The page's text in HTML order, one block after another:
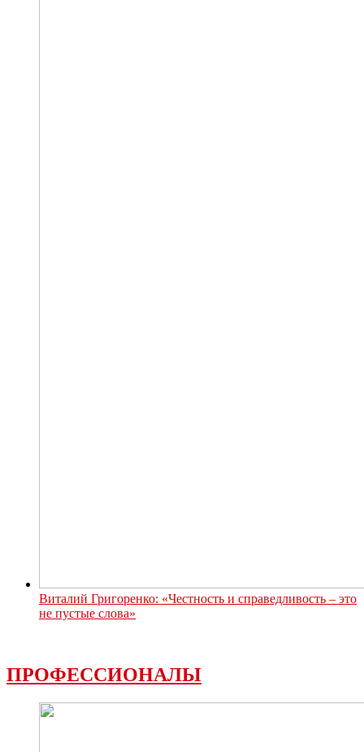
Виталий Григоренко: «Честность и справедливость – это
не пустые слова»
ПРОФЕССИОНАЛЫ